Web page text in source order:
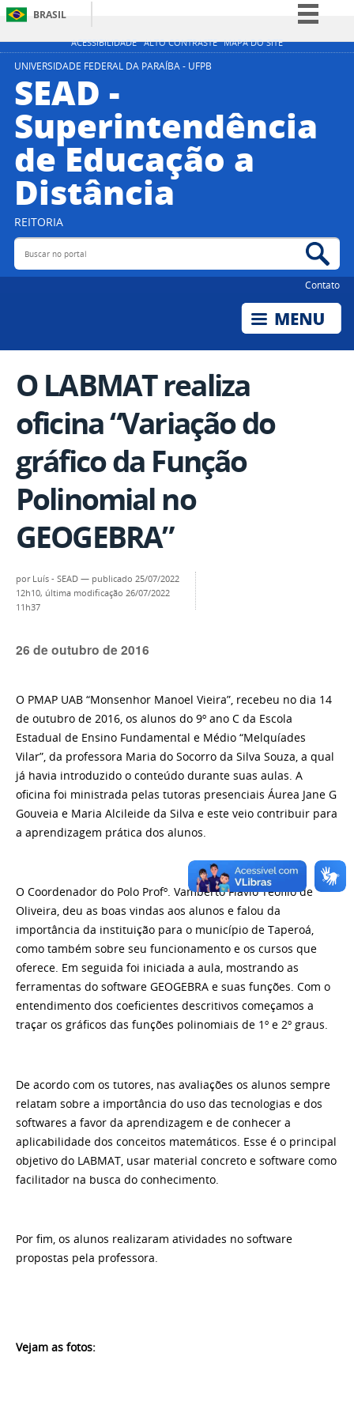
ACESSIBILIDADE ALTO CONTRASTE MAPA DO SITE
BRASIL
Simplifique!
Acesso à informação
Legislação
Canais
UNIVERSIDADE FEDERAL DA PARAÍBA - UFPB
SEAD -
Superintendência
de Educação a
Distância
REITORIA
Buscar no portal
Contato
O LABMAT realiza
oficina “Variação do
gráfico da Função
Polinomial no
GEOGEBRA”
por Luís - SEAD — publicado 25/07/2022
12h10, última modificação 26/07/2022
11h37
26 de outubro de 2016
O PMAP UAB “Monsenhor Manoel Vieira”, recebeu no dia 14
de outubro de 2016, os alunos do 9º ano C da Escola
Estadual de Ensino Fundamental e Médio “Melquíades
Vilar”, da professora Maria do Socorro da Silva Souza, a qual
já havia introduzido o conteúdo durante suas aulas. A
oficina foi ministrada pelas tutoras presenciais Áurea Jane G
Gouveia e Maria Alcileide da Silva e este veio contribuir para
a aprendizagem prática dos alunos.
O Coordenador do Polo Profº. Vamberto Flávio Teófilo de
Oliveira, deu as boas vindas aos alunos e falou da
importância da instituição para o município de Taperoá,
como também sobre seu funcionamento e os cursos que
oferece. Em seguida foi iniciada a aula, mostrando as
ferramentas do software GEOGEBRA e suas funções. Com o
entendimento dos coeficientes descritivos começamos a
traçar os gráficos das funções polinomiais de 1º e 2º graus.
De acordo com os tutores, nas avaliações os alunos sempre
relatam sobre a importância do uso das tecnologias e dos
softwares a favor da aprendizagem e de conhecer a
aplicabilidade dos conceitos matemáticos. Esse é o principal
objetivo do LABMAT, usar material concreto e software como
facilitador na busca do conhecimento.
Por fim, os alunos realizaram atividades no software
propostas pela professora.
Vejam as fotos: